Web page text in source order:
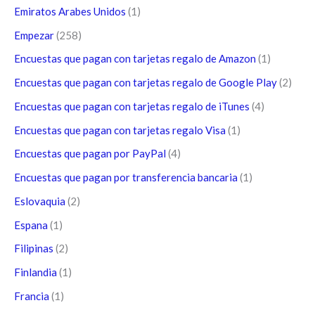
Emiratos Arabes Unidos (1)
Empezar(258)
Encuestas que pagan con tarjetas regalo de Amazon (1)
Encuestas que pagan con tarjetas regalo de Google Play(2)
Encuestas que pagan con tarjetas regalo de iTunes (4)
Encuestas que pagan con tarjetas regalo Visa (1)
Encuestas que pagan por PayPal (4)
Encuestas que pagan por transferencia bancaria (1)
Eslovaquia (2)
Espana (1)
Filipinas (2)
Finlandia (1)
Francia (1)